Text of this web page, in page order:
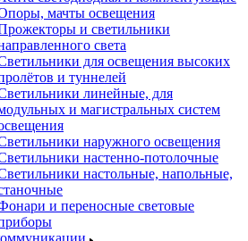
мачты освещения
и светильники
света
для освещения высоких
и туннелей
линейные, для
и магистральных систем
наружного освещения
настенно-потолочные
настольные, напольные,
и переносные световые